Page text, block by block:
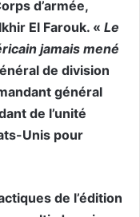
d’armée,
El Farouk. « Le
jamais mené
de division
général
de l’unité
Unis pour
de l’édition